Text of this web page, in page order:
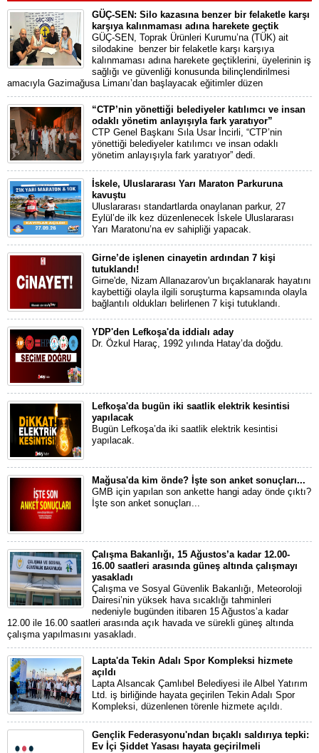
GÜÇ-SEN: Silo kazasına benzer bir felaketle karşı
karşıya kalınmaması adına harekete geçtik
GÜÇ-SEN, Toprak Ürünleri Kurumu’na (TÜK) ait
silodakine benzer bir felaketle karşı karşıya
kalınmaması adına harekete geçtiklerini, üyelerinin iş
sağlığı ve güvenliği konusunda bilinçlendirilmesi
amacıyla Gazimağusa Limanı’dan başlayacak eğitimler düzen
“CTP’nin yönettiği belediyeler katılımcı ve insan
odaklı yönetim anlayışıyla fark yaratıyor”
CTP Genel Başkanı Sıla Usar İncirli, “CTP’nin
yönettiği belediyeler katılımcı ve insan odaklı
yönetim anlayışıyla fark yaratıyor” dedi.
İskele, Uluslararası Yarı Maraton Parkuruna
kavuştu
Uluslararası standartlarda onaylanan parkur, 27
Eylül’de ilk kez düzenlenecek İskele Uluslararası
Yarı Maratonu’na ev sahipliği yapacak.
Girne’de işlenen cinayetin ardından 7 kişi
tutuklandı!
Girne'de, Nizam Allanazarov'un bıçaklanarak hayatını
kaybettiği olayla ilgili soruşturma kapsamında olayla
bağlantılı oldukları belirlenen 7 kişi tutuklandı.
YDP'den Lefkoşa'da iddialı aday
Dr. Özkul Haraç, 1992 yılında Hatay’da doğdu.
Lefkoşa'da bugün iki saatlik elektrik kesintisi
yapılacak
Bugün Lefkoşa’da iki saatlik elektrik kesintisi
yapılacak.
Mağusa'da kim önde? İşte son anket sonuçları...
GMB için yapılan son ankette hangi aday önde çıktı?
İşte son anket sonuçları...
Çalışma Bakanlığı, 15 Ağustos’a kadar 12.00-
16.00 saatleri arasında güneş altında çalışmayı
yasakladı
Çalışma ve Sosyal Güvenlik Bakanlığı, Meteoroloji
Dairesi’nin yüksek hava sıcaklığı tahminleri
nedeniyle bugünden itibaren 15 Ağustos’a kadar
12.00 ile 16.00 saatleri arasında açık havada ve sürekli güneş altında
çalışma yapılmasını yasakladı.
Lapta'da Tekin Adalı Spor Kompleksi hizmete
açıldı
Lapta Alsancak Çamlıbel Belediyesi ile Albel Yatırım
Ltd. iş birliğinde hayata geçirilen Tekin Adalı Spor
Kompleksi, düzenlenen törenle hizmete açıldı.
Gençlik Federasyonu'ndan bıçaklı saldırıya tepki:
Ev İçi Şiddet Yasası hayata geçirilmeli